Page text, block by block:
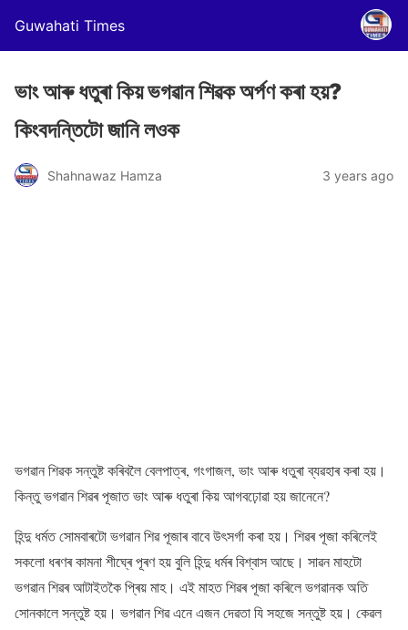
Guwahati Times
ভাং আৰু ধতুৰা কিয় ভগৱান শিৱক অৰ্পণ কৰা হয়?
কিংবদন্তিটো জানি লওক
Shahnawaz Hamza 3 years ago
ভগৱান শিৱক সন্তুষ্ট কৰিবলৈ বেলপাত্ৰ, গংগাজল, ভাং আৰু ধতুৰা ব্যৱহাৰ কৰা হয়।
কিন্তু ভগৱান শিৱৰ পূজাত ভাং আৰু ধতুৰা কিয় আগবঢ়োৱা হয় জানেনে?
হিন্দু ধৰ্মত সোমবাৰটো ভগৱান শিৱ পূজাৰ বাবে উৎসৰ্গা কৰা হয়। শিৱৰ পূজা কৰিলেই
সকলো ধৰণৰ কামনা শীঘ্ৰে পূৰণ হয় বুলি হিন্দু ধৰ্মৰ বিশ্বাস আছে। সাৱন মাহটো
ভগৱান শিৱৰ আটাইতকৈ প্ৰিয় মাহ। এই মাহত শিৱৰ পূজা কৰিলে ভগৱানক অতি
সোনকালে সন্তুষ্ট হয়। ভগৱান শিৱ এনে এজন দেৱতা যি সহজে সন্তুষ্ট হয়। কেৱল